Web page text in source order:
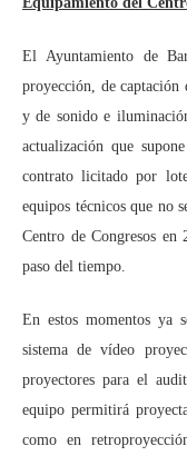
El Ayuntamiento de
proyección, de
y de sonido e
actualización que
contrato licitado por
equipos técnicos que no
Centro de Congresos en
paso del tiempo.
En estos momentos ya
sistema de vídeo
proyectores para el
equipo permitirá
como en